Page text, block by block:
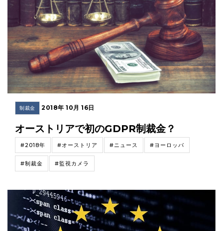
制裁金 2018年 10月 16日
オーストリアで初のGDPR制裁金？
#2018年 #オーストリア #ニュース #ヨーロッパ
#制裁金 #監視カメラ